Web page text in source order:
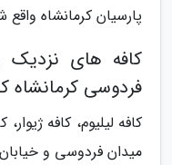
پارسیان کرمانشاه
کافه های
فردوسی کرمانشاه
کافه لیلیوم، کافه
میدان فردوسی و